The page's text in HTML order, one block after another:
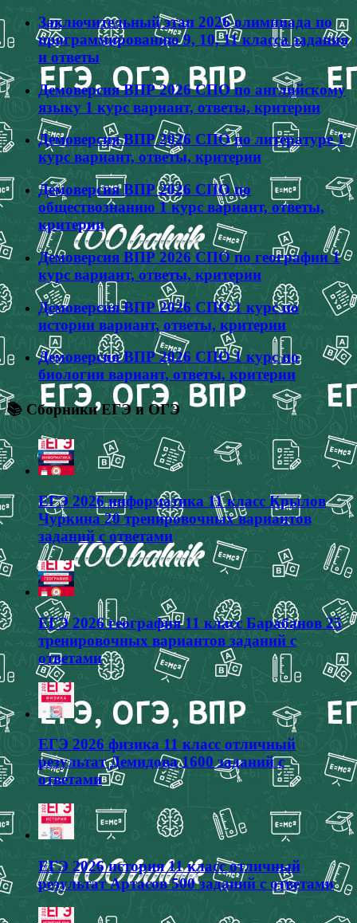
Заключительный этап 2026 олимпиада по
программированию 9, 10, 11 класса задания
и ответы
Демоверсия ВПР 2026 СПО по английскому
языку 1 курс вариант, ответы, критерии
Демоверсия ВПР 2026 СПО по литературе 1
курс вариант, ответы, критерии
Демоверсия ВПР 2026 СПО по
обществознанию 1 курс вариант, ответы,
критерии
Демоверсия ВПР 2026 СПО по географии 1
курс вариант, ответы, критерии
Демоверсия ВПР 2026 СПО 1 курс по
истории вариант, ответы, критерии
Демоверсия ВПР 2026 СПО 1 курс по
биологии вариант, ответы, критерии
📚 Сборники ЕГЭ и ОГЭ
ЕГЭ 2026 информатика 11 класс Крылов
Чуркина 20 тренировочных вариантов
заданий с ответами
ЕГЭ 2026 география 11 класс Барабанов 25
тренировочных вариантов заданий с
ответами
ЕГЭ 2026 физика 11 класс отличный
результат Демидова 1600 заданий с
ответами
ЕГЭ 2026 история 11 класс отличный
результат Артасов 500 заданий с ответами